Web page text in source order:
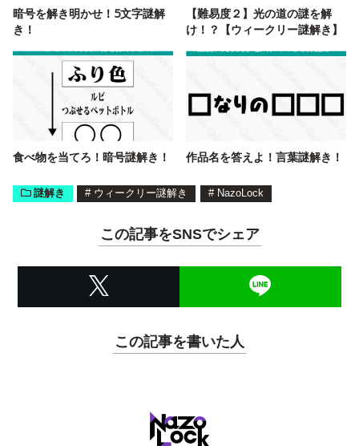
暗号を解き明かせ！5文字謎解
き！
【難易度２】光の道の謎を解
け！？【ウィークリー謎解き】
食べ物を当てろ！暗号謎解き！ 作品名を答えよ！言葉謎解き！
謎解き # ウィークリー謎解き # NazoLock
この記事をSNSでシェア
この記事を書いた人